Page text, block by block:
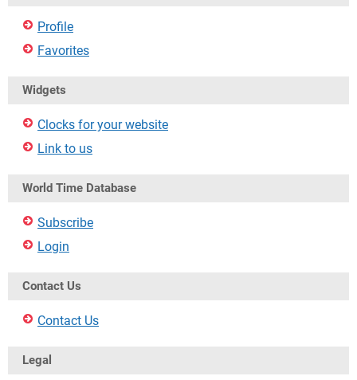
Profile
Favorites
Widgets
Clocks for your website
Link to us
World Time Database
Subscribe
Login
Contact Us
Contact Us
Legal